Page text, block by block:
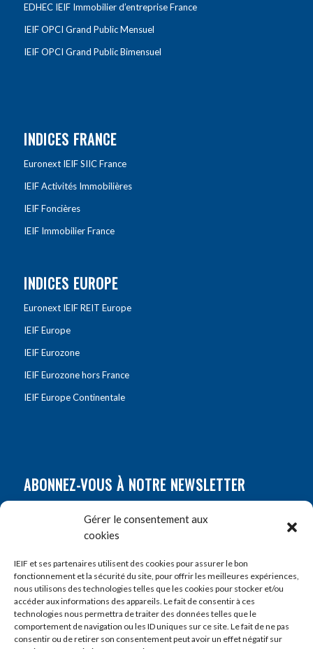
Gérer le consentement aux
cookies
IEIF et ses partenaires utilisent des cookies pour assurer le bon
fonctionnement et la sécurité du site, pour offrir les meilleures expériences,
nous utilisons des technologies telles que les cookies pour stocker et/ou
accéder aux informations des appareils. Le fait de consentir à ces
technologies nous permettra de traiter des données telles que le
comportement de navigation ou les ID uniques sur ce site. Le fait de ne pas
consentir ou de retirer son consentement peut avoir un effet négatif sur
EDHEC IEIF Immobilier d’entreprise France
IEIF OPCI Grand Public Mensuel
IEIF OPCI Grand Public Bimensuel
INDICES FRANCE
Euronext IEIF SIIC France
IEIF Activités Immobilières
IEIF Foncières
IEIF Immobilier France
INDICES EUROPE
Euronext IEIF REIT Europe
IEIF Europe
IEIF Eurozone
IEIF Eurozone hors France
IEIF Europe Continentale
ABONNEZ-VOUS À NOTRE NEWSLETTER
Prénom*
E-mail*